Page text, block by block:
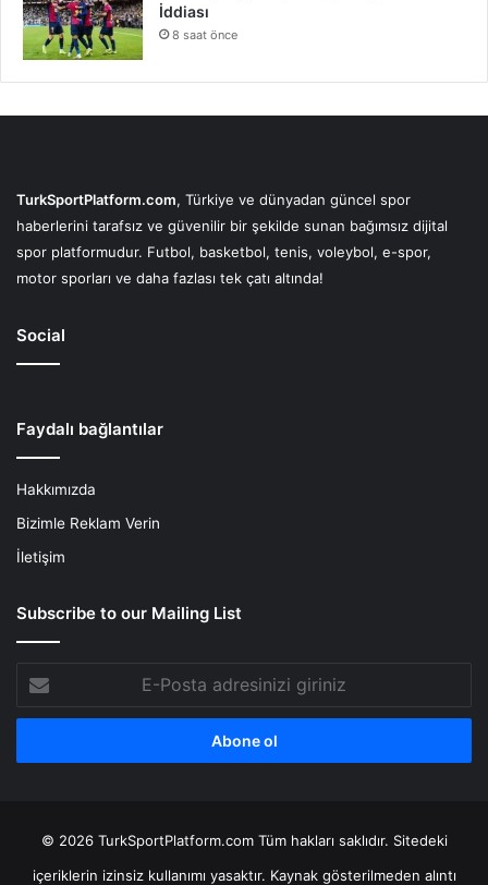
İddiası
8 saat önce
TurkSportPlatform.com, Türkiye ve dünyadan güncel spor
haberlerini tarafsız ve güvenilir bir şekilde sunan bağımsız dijital
spor platformudur. Futbol, basketbol, tenis, voleybol, e-spor,
motor sporları ve daha fazlası tek çatı altında!
Social
Faydalı bağlantılar
Hakkımızda
Bizimle Reklam Verin
İletişim
Subscribe to our Mailing List
Posta
adresinizi
© 2026 TurkSportPlatform.com Tüm hakları saklıdır. Sitedeki
içeriklerin izinsiz kullanımı yasaktır. Kaynak gösterilmeden alıntı